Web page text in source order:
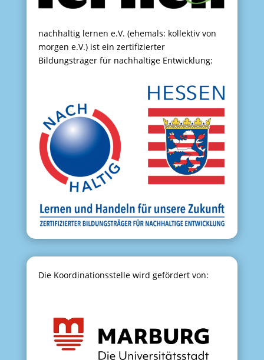
nachhaltig lernen e.V. (ehemals: kollektiv von
morgen e.V.) ist ein zertifizierter
Bildungsträger für nachhaltige Entwicklung:
Die Koordinationsstelle wird gefördert von: